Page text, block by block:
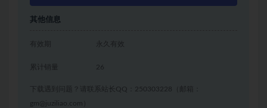
其他信息
有效期 永久有效
累计销量 26
下载遇到问题？请联系站长QQ：250303228（邮箱：
gm@juziliao.com）